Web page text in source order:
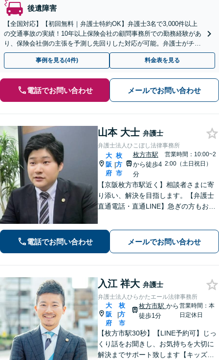
後遺障害
【全国対応】【初回無料｜弁護士特約OK】弁護士3名で3,000件以上
の交通事故の実績！10年以上保険会社の顧問事務所での勤務経験があ
り、保険会社側の主張を予測し先回りした対応が可能。弁護士がチー
ムとなり示談交渉、休業損害、後遺障害等に対応。
事例を見る(4件) 料金表を見る
電話でお問い合わせ メールでお問い合わせ
山本 大士 弁護士
弁護士法人ひこぼし法律事務所
大
阪
府
|
枚
方
市
枚方市駅
から徒歩4
分
営業時間：10:00~2
2:00（土日祝日）
【京阪枚方市駅近く】相談者さまに寄
り添い、解決を目指します。【弁護士
直通電話・直通LINE】急ぎの方もお電
と対応で不安を取り除けるよう努めま
す。
電話でお問い合わせ メールでお問い合わせ
入江 祥大 弁護士
弁護士法人ひらかたエール法律事務所
大
阪
府
|
枚
方
市
枚方市駅 から
徒歩1分
営業時間：本
日定休日
【枚方市駅30秒】【LINE予約可】じっ
くり話をお聞きし、お気持ちを大切に
解決までサポート致します【キッズス